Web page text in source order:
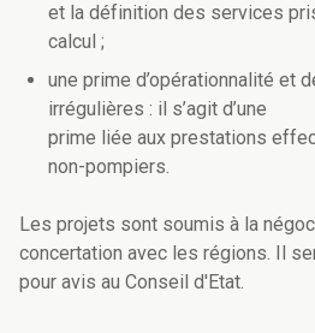
et la définition des services
calcul ;
une prime d’opérationnalité et
irrégulières : il s’agit d’une
prime liée aux prestations
non-pompiers.
Les projets sont soumis à la
concertation avec les régions. Il
pour avis au Conseil d'Etat.